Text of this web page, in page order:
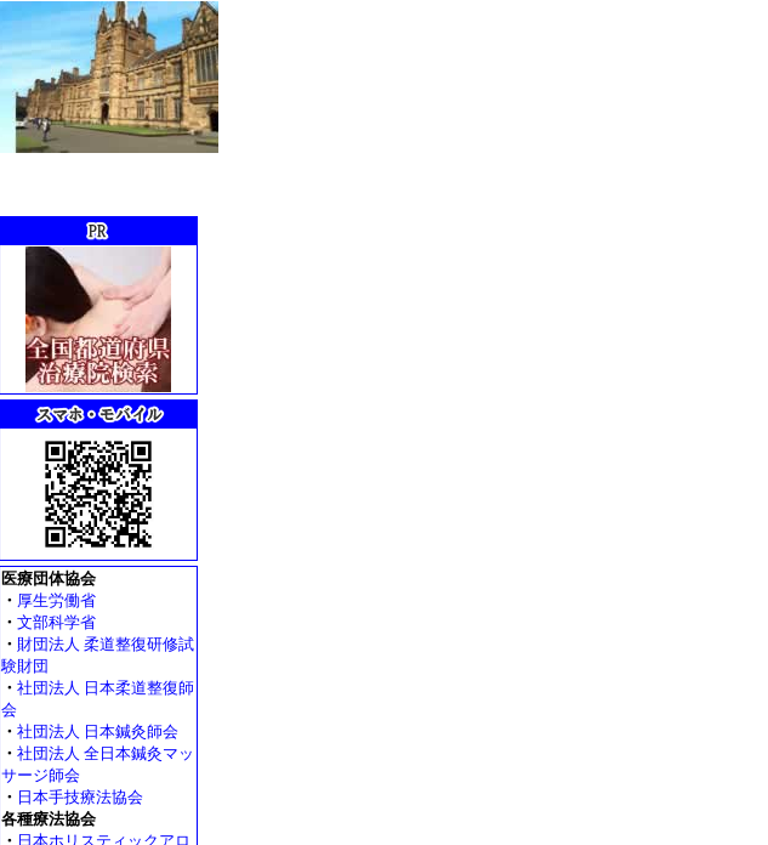
医療団体協会
・ 厚生労働省
・ 文部科学省
・ 財団法人 柔道整復研修試
験財団
・ 社団法人 日本柔道整復師
会
・ 社団法人 日本鍼灸師会
・ 社団法人 全日本鍼灸マッ
サージ師会
・ 日本手技療法協会
各種療法協会
・ 日本ホリスティックアロ